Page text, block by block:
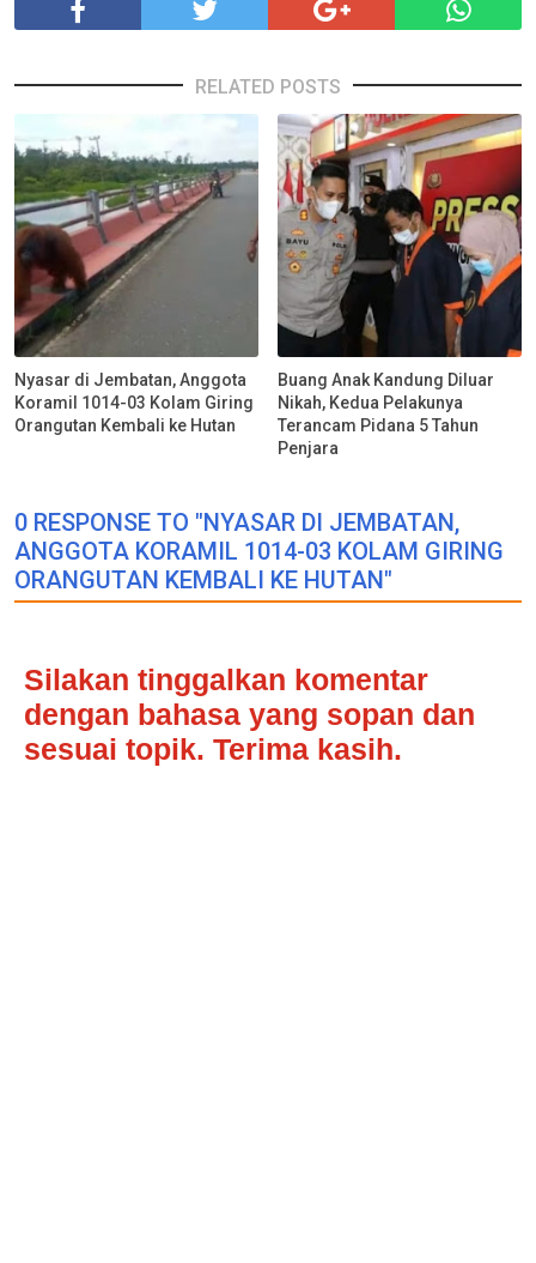
RELATED POSTS
Nyasar di Jembatan, Anggota
Koramil 1014-03 Kolam Giring
Orangutan Kembali ke Hutan
Buang Anak Kandung Diluar
Nikah, Kedua Pelakunya
Terancam Pidana 5 Tahun
Penjara
0 RESPONSE TO "NYASAR DI JEMBATAN,
ANGGOTA KORAMIL 1014-03 KOLAM GIRING
ORANGUTAN KEMBALI KE HUTAN"
Silakan tinggalkan komentar
dengan bahasa yang sopan dan
sesuai topik. Terima kasih.